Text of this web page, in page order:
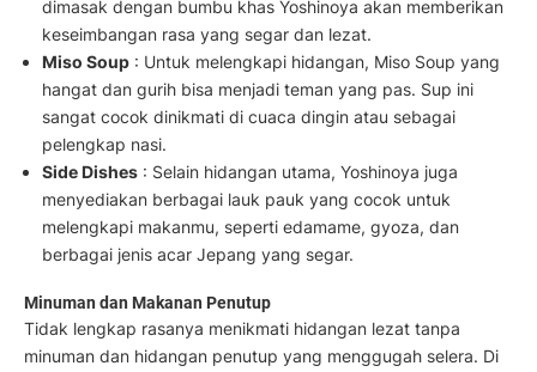
dimasak dengan bumbu khas Yoshinoya akan memberikan
keseimbangan rasa yang segar dan lezat.
Miso Soup : Untuk melengkapi hidangan, Miso Soup yang
hangat dan gurih bisa menjadi teman yang pas. Sup ini
sangat cocok dinikmati di cuaca dingin atau sebagai
pelengkap nasi.
Side Dishes : Selain hidangan utama, Yoshinoya juga
menyediakan berbagai lauk pauk yang cocok untuk
melengkapi makanmu, seperti edamame, gyoza, dan
berbagai jenis acar Jepang yang segar.
Minuman dan Makanan Penutup
Tidak lengkap rasanya menikmati hidangan lezat tanpa
minuman dan hidangan penutup yang menggugah selera. Di